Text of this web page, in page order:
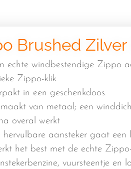
Brushed Zilver
echte windbestendige Zippo
Zippo-klik
in een geschenkdoos.
van metaal; een
overal werkt
hervulbare aansteker gaat een
het best met de echte
vuursteentje en